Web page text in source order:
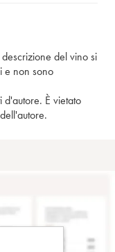
del vino si
e non sono
d'autore. È vietato